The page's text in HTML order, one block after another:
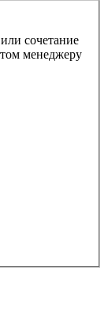
сочетание
менеджеру